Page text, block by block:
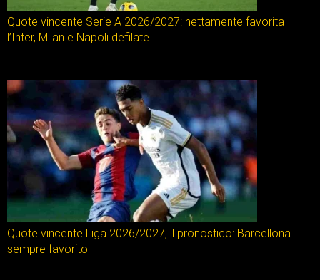
Quote vincente Serie A 2026/2027: nettamente favorita
l’Inter, Milan e Napoli defilate
Quote vincente Liga 2026/2027, il pronostico: Barcellona
sempre favorito